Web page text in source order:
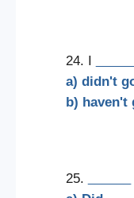
24. I
a) didn't
b) haven't
25.